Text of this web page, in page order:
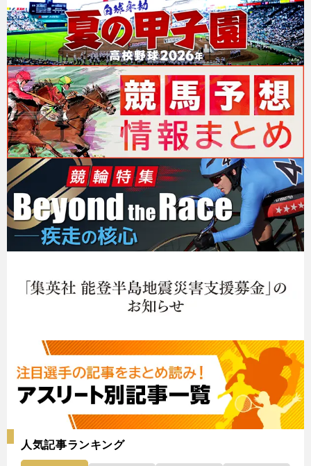
人気記事ランキング